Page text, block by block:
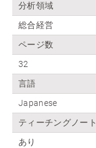
分析領域
総合経営
ページ数
32
言語
Japanese
ティーチングノート
あり